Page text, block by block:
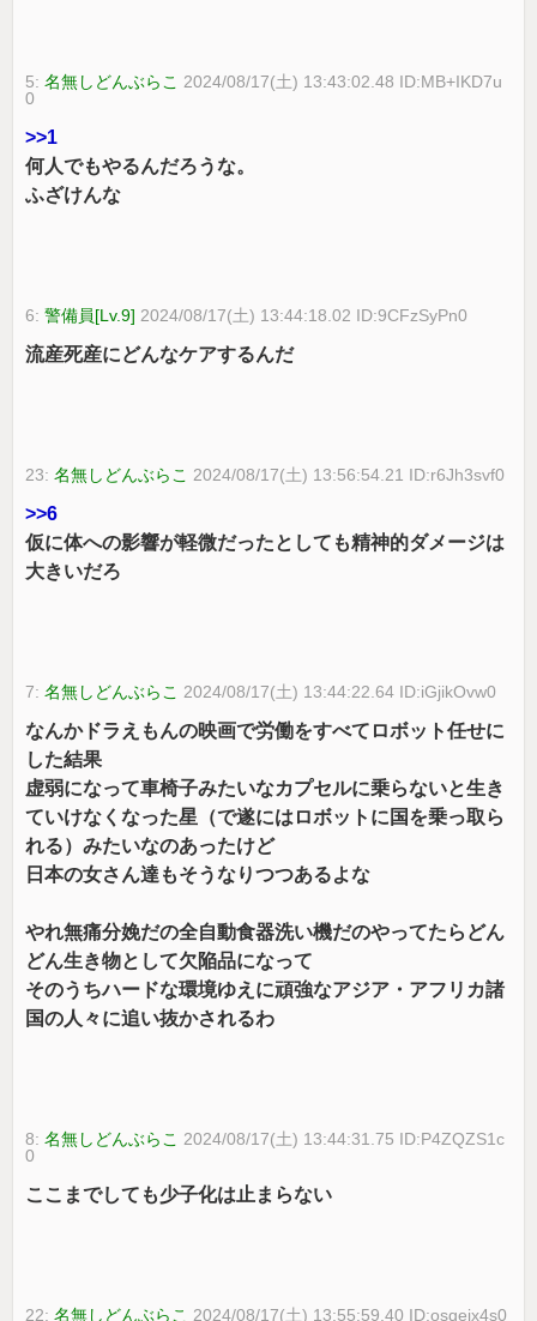
5:名無しどんぶらこ 2024/08/17(土) 13:43:02.48 ID:MB+IKD7u
0
>>1
何人でもやるんだろうな。
ふざけんな
6:警備員[Lv.9] 2024/08/17(土) 13:44:18.02 ID:9CFzSyPn0
流産死産にどんなケアするんだ
23:名無しどんぶらこ 2024/08/17(土) 13:56:54.21 ID:r6Jh3svf0
>>6
仮に体への影響が軽微だったとしても精神的ダメージは
大きいだろ
7:名無しどんぶらこ 2024/08/17(土) 13:44:22.64 ID:iGjikOvw0
なんかドラえもんの映画で労働をすべてロボット任せに
した結果
虚弱になって車椅子みたいなカプセルに乗らないと生き
ていけなくなった星（で遂にはロボットに国を乗っ取ら
れる）みたいなのあったけど
日本の女さん達もそうなりつつあるよな
やれ無痛分娩だの全自動食器洗い機だのやってたらどん
どん生き物として欠陥品になって
そのうちハードな環境ゆえに頑強なアジア・アフリカ諸
国の人々に追い抜かされるわ
8:名無しどんぶらこ 2024/08/17(土) 13:44:31.75 ID:P4ZQZS1c
0
ここまでしても少子化は止まらない
22:名無しどんぶらこ 2024/08/17(土) 13:55:59.40 ID:osqejx4s0